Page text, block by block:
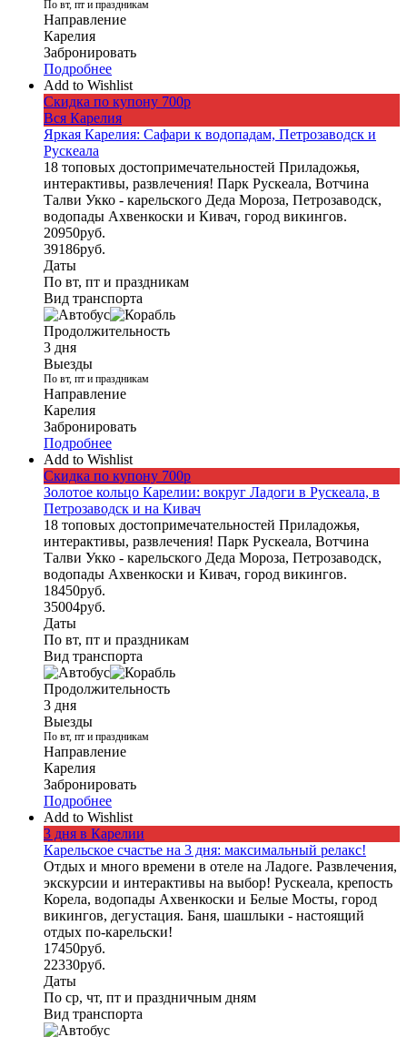
По вт, пт и праздникам
Направление
Карелия
Забронировать
Подробнее
Add to Wishlist
Скидка по купону 700р
Вся Карелия
Яркая Карелия: Сафари к водопадам, Петрозаводск и
Рускеала
18 топовых достопримечательностей Приладожья,
интерактивы, развлечения! Парк Рускеала, Вотчина
Талви Укко - карельского Деда Мороза, Петрозаводск,
водопады Ахвенкоски и Кивач, город викингов.
20950руб.
39186руб.
Даты
По вт, пт и праздникам
Вид транспорта
Продолжительность
3 дня
Выезды
По вт, пт и праздникам
Направление
Карелия
Забронировать
Подробнее
Add to Wishlist
Скидка по купону 700р
Золотое кольцо Карелии: вокруг Ладоги в Рускеала, в
Петрозаводск и на Кивач
18 топовых достопримечательностей Приладожья,
интерактивы, развлечения! Парк Рускеала, Вотчина
Талви Укко - карельского Деда Мороза, Петрозаводск,
водопады Ахвенкоски и Кивач, город викингов.
18450руб.
35004руб.
Даты
По вт, пт и праздникам
Вид транспорта
Продолжительность
3 дня
Выезды
По вт, пт и праздникам
Направление
Карелия
Забронировать
Подробнее
Add to Wishlist
3 дня в Карелии
Карельское счастье на 3 дня: максимальный релакс!
Отдых и много времени в отеле на Ладоге. Развлечения,
экскурсии и интерактивы на выбор! Рускеала, крепость
Корела, водопады Ахвенкоски и Белые Мосты, город
викингов, дегустация. Баня, шашлыки - настоящий
отдых по-карельски!
17450руб.
22330руб.
Даты
По ср, чт, пт и праздничным дням
Вид транспорта